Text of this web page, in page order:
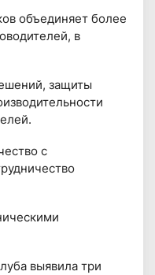
объединяет более
в
защиты
с
выявила три